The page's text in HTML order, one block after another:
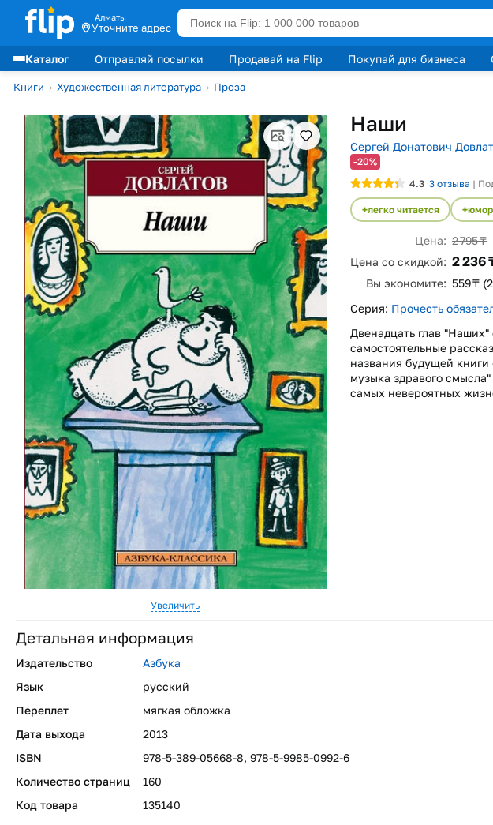
Алматы
Уточните адрес
Каталог Отправляй посылки Продавай на Flip Покупай для бизнеса
Лидеры продаж
Книги › Художественная литература › Проза
Увеличить
Наши
Сергей Донатович
-20%
4.3 3 отзыва |
легко читается юмор
Цена: 2 795 ₸
Цена со скидкой: 2 236
Вы экономите: 559 ₸
Серия: Прочесть
Двенадцать глав "Наших"
самостоятельные
названия будущей
музыка здравого
самых невероятных
Детальная информация
Издательство
Азбука
Язык
русский
Переплет
мягкая обложка
Дата выхода
2013
ISBN
978-5-389-05668-8, 978-5-9985-0992-6
Количество страниц
160
Код товара
135140